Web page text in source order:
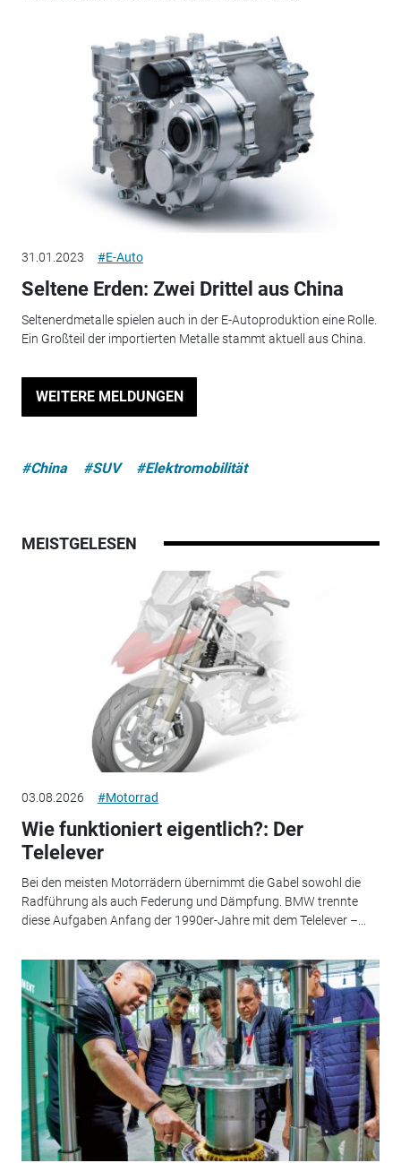
31.01.2023 #E-Auto
Seltene Erden: Zwei Drittel aus China
Seltenerdmetalle spielen auch in der E-Autoproduktion eine Rolle.
Ein Großteil der importierten Metalle stammt aktuell aus China.
WEITERE MELDUNGEN
#China #SUV #Elektromobilität
MEISTGELESEN
03.08.2026 #Motorrad
Wie funktioniert eigentlich?: Der
Telelever
Bei den meisten Motorrädern übernimmt die Gabel sowohl die
Radführung als auch Federung und Dämpfung. BMW trennte
diese Aufgaben Anfang der 1990er-Jahre mit dem Telelever –...